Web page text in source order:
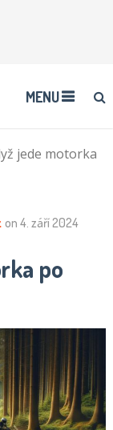
MENU
jede motorka
on 4. září 2024
po